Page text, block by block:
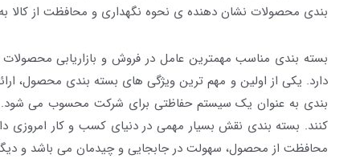
بندی محصولات نشان دهنده ی نحوه نگهداری و محافظت از
بسته بندی مناسب مهمترین عامل در فروش و بازاریابی
دارد. یکی از اولین و مهم ترین ویژگی های بسته بندی محصول،
بندی به عنوان یک سیستم حفاظتی برای شرکت محسوب می شود.
کنند. بسته بندی نقش بسیار مهمی در دنیای کسب و کار امروزی
محافظت از محصول، سهولت در جابجایی و چیدمان می باشد و